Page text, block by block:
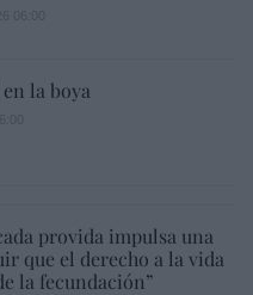
la boya
provida impulsa una
que el derecho a la vida
la fecundación”